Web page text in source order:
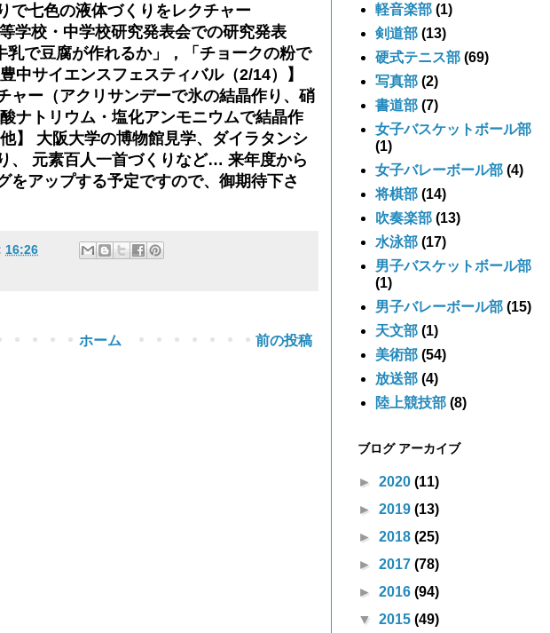
七色の液体づくりをレクチャー
学校・中学校研究発表会での研究発表
乳で豆腐が作れるか」，「チョークの粉で
中サイエンスフェスティバル（2/14）】
ャー（アクリサンデーで氷の結晶作り、硝
ナトリウム・塩化アンモニウムで結晶作
】 大阪大学の博物館見学、ダイラタンシ
、 元素百人一首づくりなど… 来年度から
をアップする予定ですので、御期待下さ
16:26
前の投稿
ホーム
軽音楽部 (1)
剣道部 (13)
硬式テニス部 (69)
写真部 (2)
書道部 (7)
女子バスケットボール部
(1)
女子バレーボール部 (4)
将棋部 (14)
吹奏楽部 (13)
水泳部 (17)
男子バスケットボール部
(1)
男子バレーボール部 (15)
天文部 (1)
美術部 (54)
放送部 (4)
陸上競技部 (8)
ブログ アーカイブ
► 2020 (11)
► 2019 (13)
► 2018 (25)
► 2017 (78)
► 2016 (94)
▼ 2015 (49)